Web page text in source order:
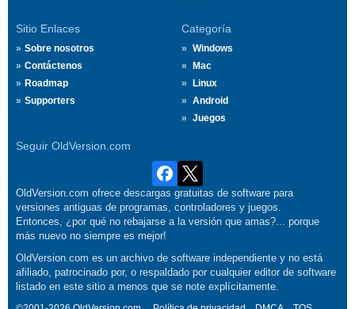
Sitio Enlaces
Sobre nosotros
Contáctenos
Roadmap
Supporters
Categoría
Windows
Mac
Linux
Android
Juegos
Seguir OldVersion.com
OldVersion.com ofrece descargas gratuitas de software para
versiones antiguas de programas, controladores y juegos.
Entonces, ¿por qué no rebajarse a la versión que amas?... porque
más nuevo no siempre es mejor!
OldVersion.com es un archivo de software independiente y no está
afiliado, patrocinado por, o respaldado por cualquier editor de software
listado en este sitio a menos que se note explícitamente.